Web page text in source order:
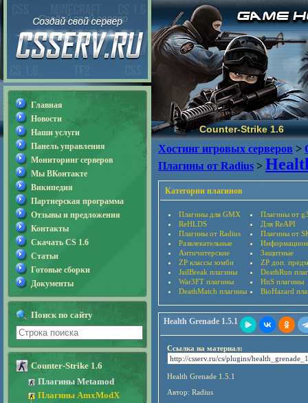
Counter-Strike 1.6
Хостинг игровых серверов >
Плагины от Radius >
Категории плагинов
Плагины для GMX
Плагины от
ReHLDS
Для ReAPI
Плагины от Radius
Плагины от
Развлекательные
Античитерские
Защитные
ZP классы зомби
ZP доп.
JailBreak плагины
DeathRun
War3FT плагины
HnS плагины
DeathMatch плагины
BioHazard
Health Grenade 1.5.1
Ссылка на материал:
Health Grenade 1.5.1
Автор: Radius
Главная
Новости
Наши услуги
Панель управления
Мониторинг серверов
Мы ВКонтакте
Википедия
Партнерская программа
Отзывы и предложения
Контакты
Скачать CS 1.6
Статьи
Готовые сборки
Документы
Поиск по сайту
Counter-Strike 1.6
Плагины Metamod
Плагины AmxModX